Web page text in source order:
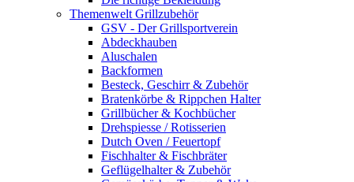
Themenwelt Grillzubehör
GSV - Der Grillsportverein
Abdeckhauben
Aluschalen
Backformen
Besteck, Geschirr & Zubehör
Bratenkörbe & Rippchen Halter
Grillbücher & Kochbücher
Drehspiesse / Rotisserien
Dutch Oven / Feuertopf
Fischhalter & Fischbräter
Geflügelhalter & Zubehör